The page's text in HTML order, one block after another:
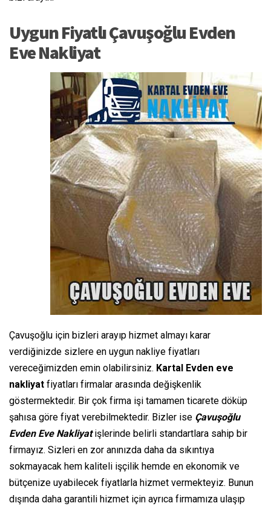
Uygun Fiyatlı Çavuşoğlu Evden
Eve Nakliyat
Çavuşoğlu için bizleri arayıp hizmet almayı karar
verdiğinizde sizlere en uygun nakliye fiyatları
vereceğimizden emin olabilirsiniz. Kartal Evden eve
nakliyat fiyatları firmalar arasında değişkenlik
göstermektedir. Bir çok firma işi tamamen ticarete döküp
şahısa göre fiyat verebilmektedir. Bizler ise Çavuşoğlu
Evden Eve Nakliyatişlerinde belirli standartlara sahip bir
firmayız. Sizleri en zor anınızda daha da sıkıntıya
sokmayacak hem kaliteli işçilik hemde en ekonomik ve
bütçenize uyabilecek fiyatlarla hizmet vermekteyiz. Bunun
dışında daha garantili hizmet için ayrıca firmamıza ulaşıp